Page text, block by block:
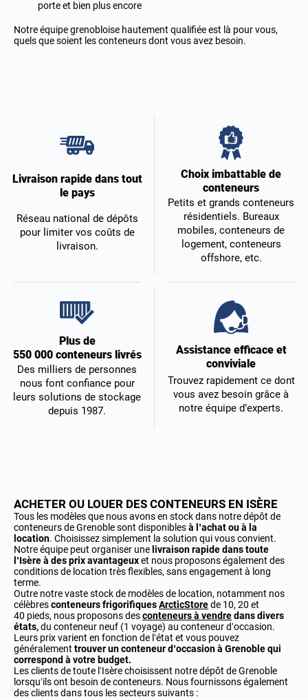
porte et bien plus encore
Notre équipe grenobloise hautement qualifiée est là pour vous,
quels que soient les conteneurs dont vous avez besoin.
Livraison rapide dans tout
le pays
Réseau national de dépôts
pour limiter vos coûts de
livraison.
Choix imbattable de
conteneurs
Petits et grands conteneurs
résidentiels. Bureaux
mobiles, conteneurs de
logement, conteneurs
offshore, etc.
Plus de
550 000 conteneurs livrés
Des milliers de personnes
nous font confiance pour
leurs solutions de stockage
depuis 1987.
Assistance efficace et
conviviale
Trouvez rapidement ce dont
vous avez besoin grâce à
notre équipe d’experts.
ACHETER OU LOUER DES CONTENEURS EN ISÈRE
Tous les modèles que nous avons en stock dans notre dépôt de
conteneurs de Grenoble sont disponiblesà l’achat ou à la
location. Choisissez simplement la solution qui vous convient.
Notre équipe peut organiser une livraison rapide dans toute
l’Isère à des prix avantageuxet nous proposons également des
conditions de location très flexibles, sans engagement à long
terme.
Outre notre vaste stock de modèles de location, notamment nos
célèbresconteneurs frigorifiquesArcticStorede 10, 20 et
40 pieds, nous proposons desconteneurs à vendredans divers
états,du conteneur neuf (1 voyage) au conteneur d’occasion.
Leurs prix varient en fonction de l’état et vous pouvez
généralement trouver un conteneur d’occasion à Grenoble qui
correspond à votre budget.
Les clients de toute l’Isère choisissent notre dépôt de Grenoble
lorsqu’ils ont besoin de conteneurs. Nous fournissons également
des clients dans tous les secteurs suivants :